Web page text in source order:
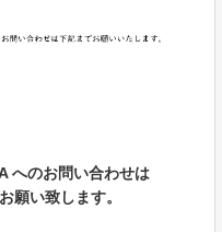
へのお問い合わせは
願い致します。